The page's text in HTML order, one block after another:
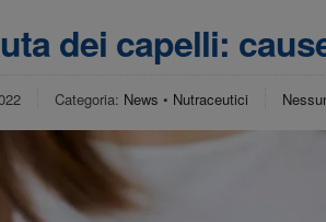
dei capelli:
Categoria: News • Nutraceutici